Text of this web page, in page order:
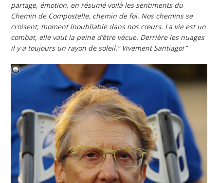
partage, émotion, en résumé voilà les sentiments du
Chemin de Compostelle, chemin de foi. Nos chemins se
croisent, moment inoubliable dans nos cœurs. La vie est un
combat, elle vaut la peine d’être vécue. Derrière les nuages
il y a toujours un rayon de soleil.” Vivement Santiago!”